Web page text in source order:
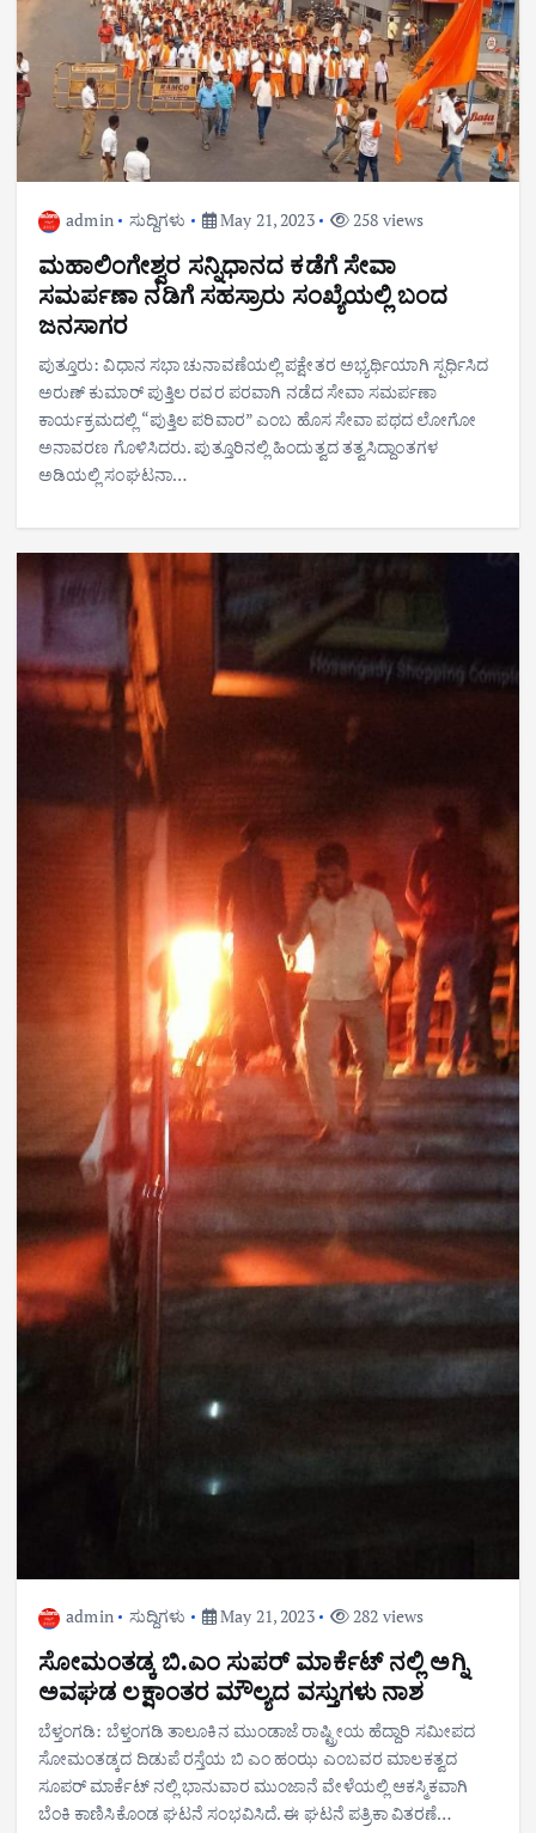
admin ಸುದ್ದಿಗಳು May 21, 2023 258 views
ಮಹಾಲಿಂಗೇಶ್ವರ ಸನ್ನಿಧಾನದ ಕಡೆಗೆ ಸೇವಾ
ಸಮರ್ಪಣಾ ನಡಿಗೆ ಸಹಸ್ರಾರು ಸಂಖ್ಯೆಯಲ್ಲಿ ಬಂದ
ಜನಸಾಗರ
ಪುತ್ತೂರು: ವಿಧಾನ ಸಭಾ ಚುನಾವಣೆಯಲ್ಲಿ ಪಕ್ಷೇತರ ಅಭ್ಯರ್ಥಿಯಾಗಿ ಸ್ಪರ್ಧಿಸಿದ
ಅರುಣ್ ಕುಮಾರ್ ಪುತ್ತಿಲ ರವರ ಪರವಾಗಿ ನಡೆದ ಸೇವಾ ಸಮರ್ಪಣಾ
ಕಾರ್ಯಕ್ರಮದಲ್ಲಿ “ಪುತ್ತಿಲ ಪರಿವಾರ” ಎಂಬ ಹೊಸ ಸೇವಾ ಪಥದ ಲೋಗೋ
ಅನಾವರಣ ಗೊಳಿಸಿದರು. ಪುತ್ತೂರಿನಲ್ಲಿ ಹಿಂದುತ್ವದ ತತ್ವಸಿದ್ದಾಂತಗಳ
ಅಡಿಯಲ್ಲಿ ಸಂಘಟನಾ…
admin ಸುದ್ದಿಗಳು May 21, 2023 282 views
ಸೋಮಂತಡ್ಕ ಬಿ.ಎಂ ಸುಪರ್ ಮಾರ್ಕೆಟ್ ನಲ್ಲಿ ಅಗ್ನಿ
ಅವಘಡ ಲಕ್ಷಾಂತರ ಮೌಲ್ಯದ ವಸ್ತುಗಳು ನಾಶ
ಬೆಳ್ತಂಗಡಿ: ಬೆಳ್ತಂಗಡಿ ತಾಲೂಕಿನ ಮುಂಡಾಜೆ ರಾಷ್ಟ್ರೀಯ ಹೆದ್ದಾರಿ ಸಮೀಪದ
ಸೋಮಂತಡ್ಕದ ದಿಡುಪೆ ರಸ್ತೆಯ ಬಿ ಎಂ ಹಂಝ ಎಂಬವರ ಮಾಲಕತ್ವದ
ಸೂಪರ್ ಮಾರ್ಕೆಟ್ ನಲ್ಲಿ ಭಾನುವಾರ ಮುಂಜಾನೆ ವೇಳೆಯಲ್ಲಿ ಆಕಸ್ಮಿಕವಾಗಿ
ಬೆಂಕಿ ಕಾಣಿಸಿಕೊಂಡ ಘಟನೆ ಸಂಭವಿಸಿದೆ. ಈ ಘಟನೆ ಪತ್ರಿಕಾ ವಿತರಣೆ…